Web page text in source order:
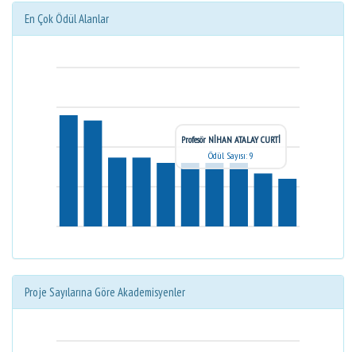
En Çok Ödül Alanlar
Profesör NİHAN ATALAY CURTİ
Ödül Sayısı: 9
Proje Sayılarına Göre Akademisyenler